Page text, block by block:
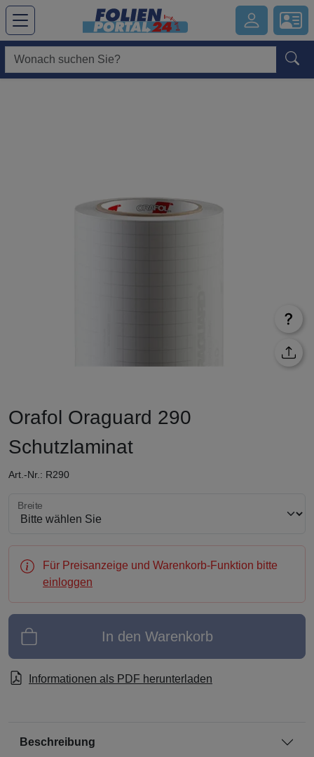
Hauptregion der Seite anspringen
Orafol Oraguard 290
Schutzlaminat
Art.-Nr.: R290
Breite wählen
Breite
Für Preisanzeige und Warenkorb-Funktion bitte
einloggen
In den Warenkorb
Informationen als PDF herunterladen
Beschreibung